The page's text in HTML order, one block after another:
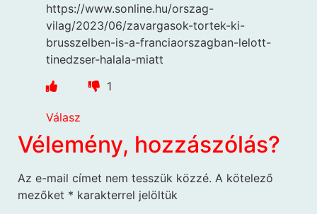
https://www.sonline.hu/orszag-
vilag/2023/06/zavargasok-tortek-ki-
brusszelben-is-a-franciaorszagban-lelott-
tinedzser-halala-miatt
1
Válasz
Vélemény, hozzászólás?
Az e-mail címet nem tesszük közzé. A kötelező
mezőket * karakterrel jelöltük